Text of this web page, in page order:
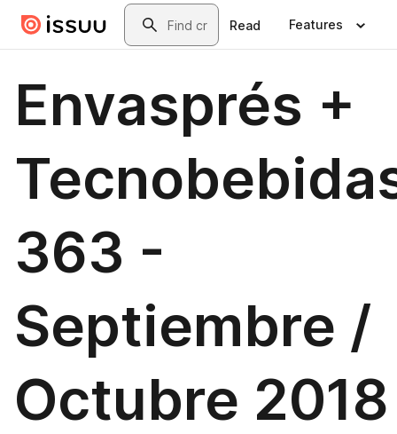
Skip to main contentSearch
Read Features
Envasprés +
363 -
Septiembre /
Octubre 2018